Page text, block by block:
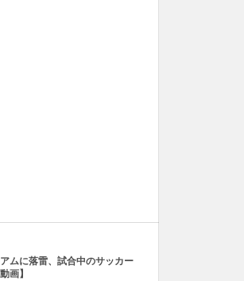
ムに落雷、試合中のサッカー
画】